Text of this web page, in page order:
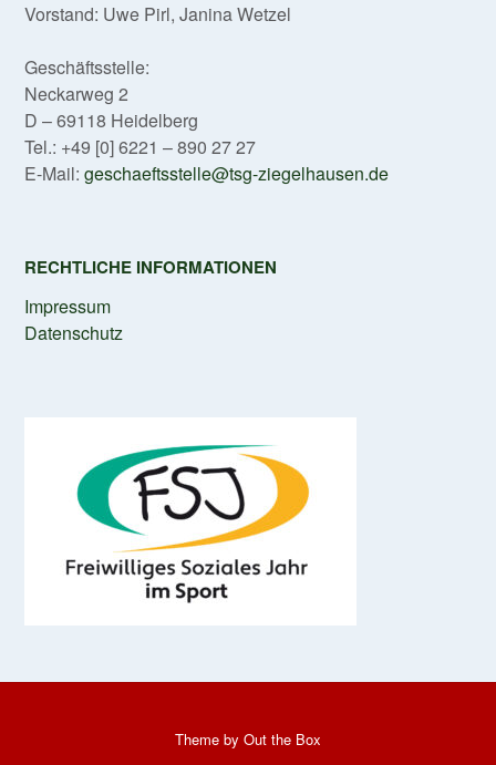
Vorstand: Uwe Pirl, Janina Wetzel
Geschäftsstelle:
Neckarweg 2
D – 69118 Heidelberg
Tel.: +49 [0] 6221 – 890 27 27
E-Mail: geschaeftsstelle@tsg-ziegelhausen.de
RECHTLICHE INFORMATIONEN
Impressum
Datenschutz
Theme by Out the Box